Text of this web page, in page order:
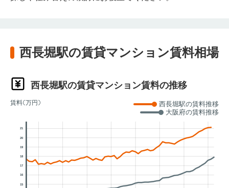
西長堀駅の賃貸マンション賃料相場
西長堀駅の賃貸マンション賃料の推移
賃料(万円)
西長堀駅の賃料推移
大阪府の賃料推移
15
16
17
18
19
20
21